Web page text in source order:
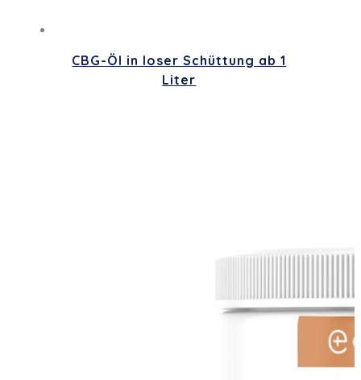
CBG-Öl in loser Schüttung ab 1
Liter